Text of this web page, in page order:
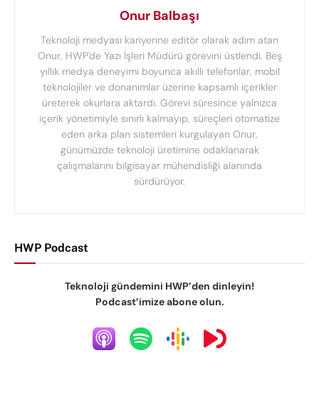
Onur Balbaşı
Teknoloji medyası kariyerine editör olarak adım atan
Onur, HWP'de Yazı İşleri Müdürü görevini üstlendi. Beş
yıllık medya deneyimi boyunca akıllı telefonlar, mobil
teknolojiler ve donanımlar üzerine kapsamlı içerikler
üreterek okurlara aktardı. Görevi süresince yalnızca
içerik yönetimiyle sınırlı kalmayıp, süreçleri otomatize
eden arka plan sistemleri kurgulayan Onur,
günümüzde teknoloji üretimine odaklanarak
çalışmalarını bilgisayar mühendisliği alanında
sürdürüyor.
HWP Podcast
Teknoloji gündemini HWP’den dinleyin!
Podcast’imize abone olun.